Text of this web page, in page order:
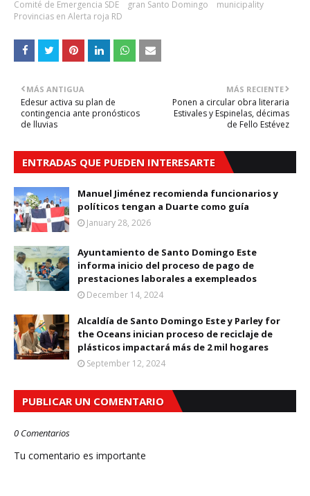
Comité de Emergencia SDE
gran Santo Domingo
municipality
Provincias en Alerta roja RD
MÁS RECIENTE
Ponen a circular obra literaria
Estivales y Espinelas, décimas
de Fello Estévez
MÁS ANTIGUA
Edesur activa su plan de
contingencia ante pronósticos
de lluvias
ENTRADAS QUE PUEDEN INTERESARTE
Manuel Jiménez recomienda funcionarios y
políticos tengan a Duarte como guía
January 28, 2026
Ayuntamiento de Santo Domingo Este
informa inicio del proceso de pago de
prestaciones laborales a exempleados
December 14, 2024
Alcaldía de Santo Domingo Este y Parley for
the Oceans inician proceso de reciclaje de
plásticos impactará más de 2 mil hogares
September 12, 2024
PUBLICAR UN COMENTARIO
0 Comentarios
Tu comentario es importante